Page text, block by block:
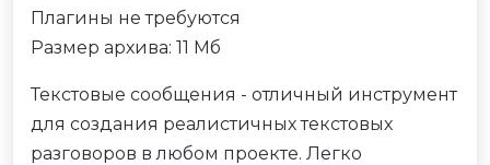
Плагины не требуются
Размер архива: 11 Мб
Текстовые сообщения - отличный инструмент
для создания реалистичных текстовых
разговоров в любом проекте. Легко